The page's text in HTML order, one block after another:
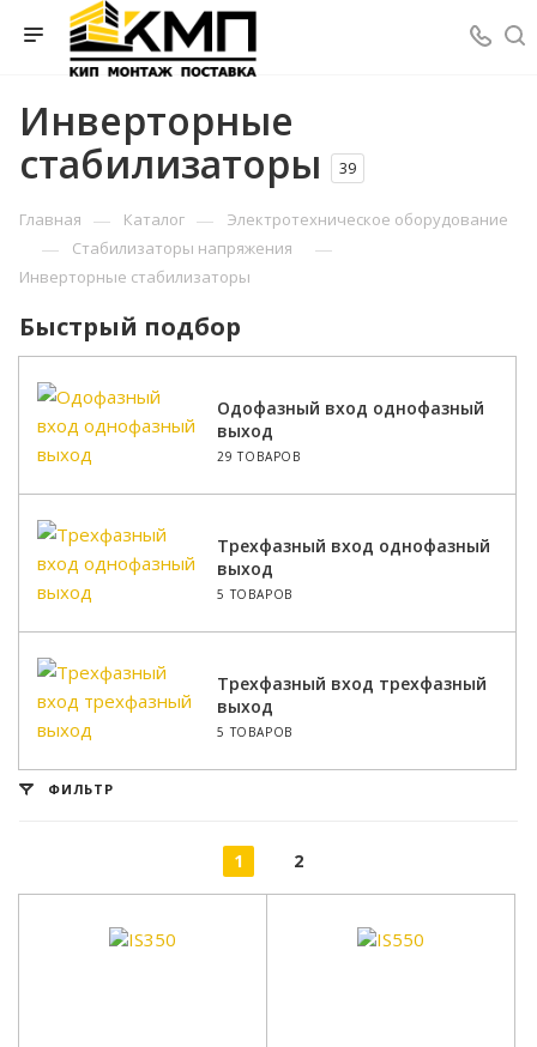
Инверторные
стабилизаторы
39
Главная — Каталог — Электротехническое оборудование
— Стабилизаторы напряжения —
Инверторные стабилизаторы
Быстрый подбор
Одофазный вход однофазный
выход
29 ТОВАРОВ
Трехфазный вход однофазный
выход
5 ТОВАРОВ
Трехфазный вход трехфазный
выход
5 ТОВАРОВ
ФИЛЬТР
1 2